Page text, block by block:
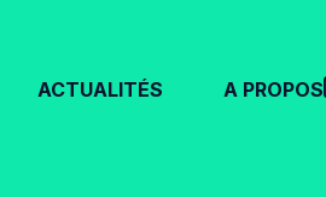
ACTUALITÉS A PROPOS